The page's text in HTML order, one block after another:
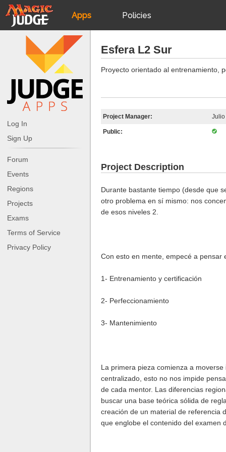
Apps
JudgeApps
Forum
Judges
Policies
JAR
Log In
Sign Up
Forum
Events
Regions
Projects
Exams
Terms of Service
Privacy Policy
Esfera L2 Sur
Proyecto orientado al entrenamiento,
Project Manager: Julio
Public:
Project Description
Durante bastante tiempo (desde que
otro problema en sí mismo: nos
de esos niveles 2.
Con esto en mente, empecé a pensar
1- Entrenamiento y certificación
2- Perfeccionamiento
3- Mantenimiento
La primera pieza comienza a
centralizado, esto no nos impide
de cada mentor. Las diferencias
buscar una base teórica sólida de
creación de un material de referencia
que englobe el contenido del examen